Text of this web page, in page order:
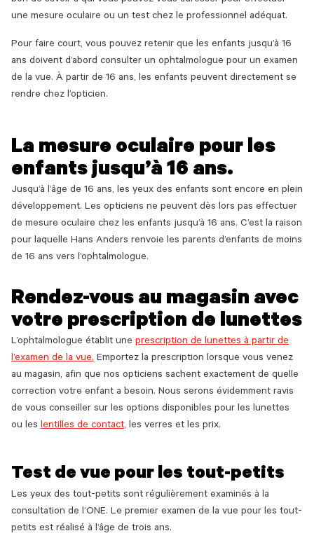
une mesure oculaire ou un test chez le professionnel adéquat.
Pour faire court, vous pouvez retenir que les enfants jusqu’à 16
ans doivent d’abord consulter un ophtalmologue pour un examen
de la vue. À partir de 16 ans, les enfants peuvent directement se
rendre chez l’opticien.
La mesure oculaire pour les
enfants jusqu’à 16 ans.
Jusqu’à l’âge de 16 ans, les yeux des enfants sont encore en plein
développement. Les opticiens ne peuvent dès lors pas effectuer
de mesure oculaire chez les enfants jusqu’à 16 ans. C’est la raison
pour laquelle Hans Anders renvoie les parents d’enfants de moins
de 16 ans vers l’ophtalmologue.
Rendez-vous au magasin avec
votre prescription de lunettes
L’ophtalmologue établit une prescription de lunettes à partir de
l’examen de la vue. Emportez la prescription lorsque vous venez
au magasin, afin que nos opticiens sachent exactement de quelle
correction votre enfant a besoin. Nous serons évidemment ravis
de vous conseiller sur les options disponibles pour les lunettes
ou les lentilles de contact, les verres et les prix.
Test de vue pour les tout-petits
Les yeux des tout-petits sont régulièrement examinés à la
consultation de l’ONE. Le premier examen de la vue pour les tout-
petits est réalisé à l’âge de trois ans.